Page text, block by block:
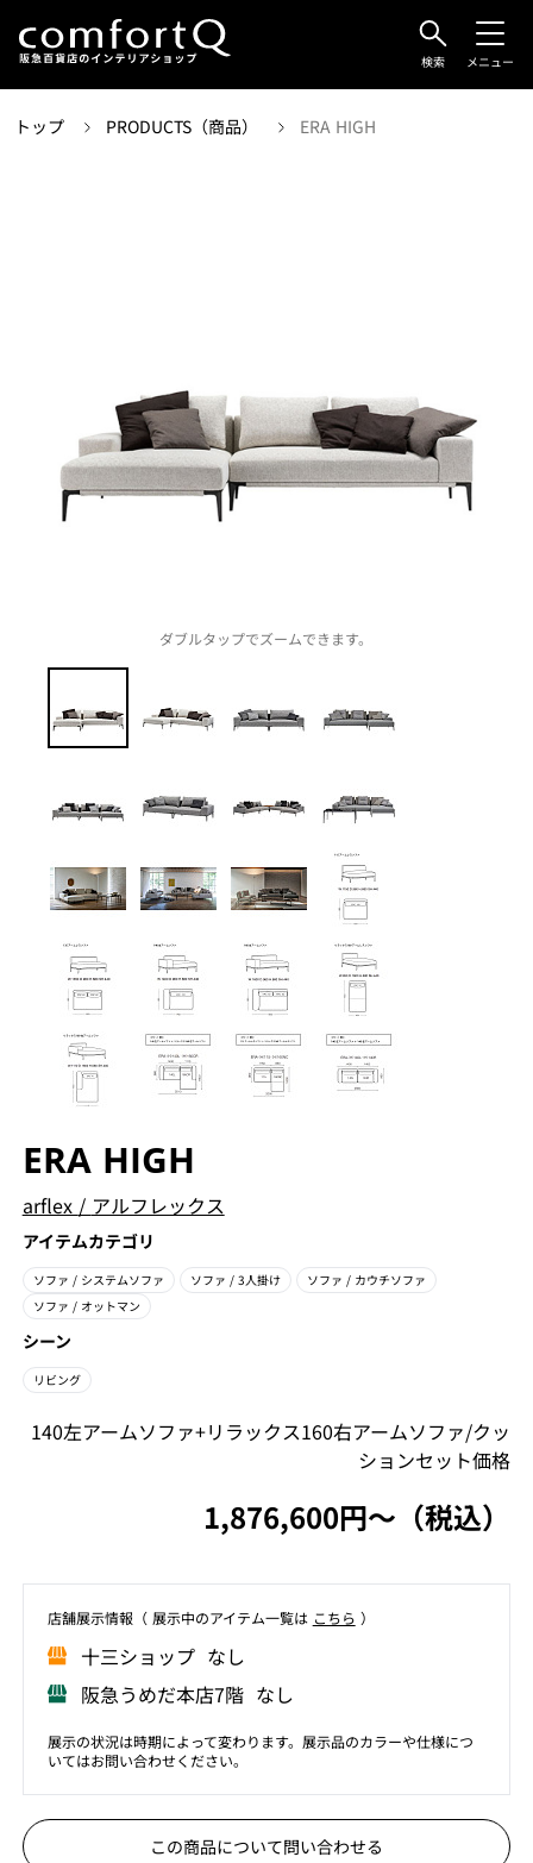
検索 メニュー
トップ PRODUCTS（商品） ERA HIGH
ダブルタップでズームできます。
ERA HIGH
arflex / アルフレックス
アイテムカテゴリ
ソファ / システムソファ ソファ / 3人掛け ソファ / カウチソファ
ソファ / オットマン
シーン
リビング
140左アームソファ+リラックス160右アームソファ/クッ
ションセット価格
1,876,600円〜（税込）
店舗展⽰情報（ 展⽰中のアイテム⼀覧は こちら ）
⼗三ショップ なし
阪急うめだ本店7階 なし
展示の状況は時期によって変わります。展示品のカラーや仕様につ
いてはお問い合わせください。
この商品について問い合わせる